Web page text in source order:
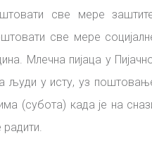
све мере
све мере
Млечна пијаца у
људи у исту, уз
(субота) када је на